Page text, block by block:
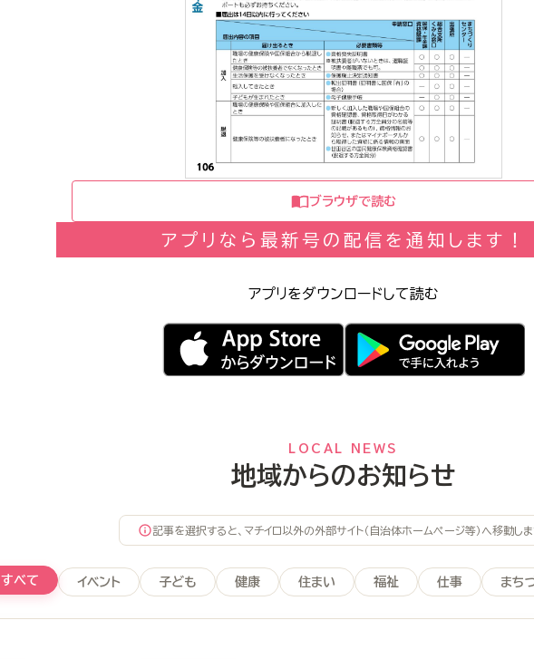
ブラウザで読む
アプリなら最新号の配信を通知します！
アプリをダウンロードして読む
LOCAL NEWS
地域からのお知らせ
記事を選択すると、マチイロ以外の外部サイト（自治体ホームページ等）へ移動しま
すべて イベント 子ども 健康 住まい 福祉 仕事 まち